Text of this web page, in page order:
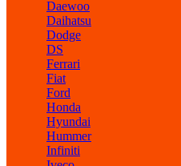
Daewoo
Daihatsu
Dodge
DS
Ferrari
Fiat
Ford
Honda
Hyundai
Hummer
Infiniti